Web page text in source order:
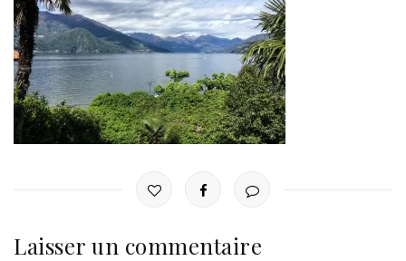
Laisser un commentaire